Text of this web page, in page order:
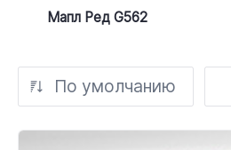
Мапл Ред G562
По умолчанию